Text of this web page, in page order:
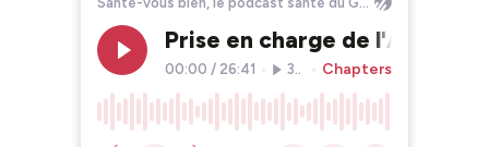
Prise en charge de l'AVC
00:00 / 26:41 379 Chapters